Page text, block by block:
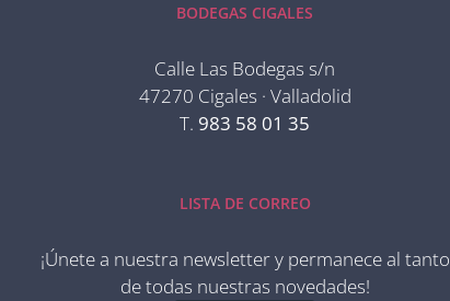
BODEGAS CIGALES
Calle Las Bodegas s/n
47270 Cigales · Valladolid
T. 983 58 01 35
LISTA DE CORREO
¡Únete a nuestra newsletter y permanece al tanto
de todas nuestras novedades!